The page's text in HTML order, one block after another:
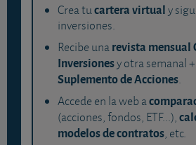
Crea tucartera virtualy
inversiones.
Recibe unarevista mensual
Inversionesy otra semanal +
Suplemento de Acciones.
Accede en la web a
(acciones, fondos, ETF...),
modelos de contratos, etc.